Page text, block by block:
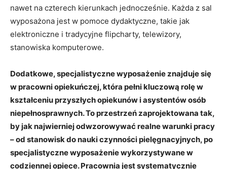
nawet na czterech kierunkach jednocześnie. Każda z sal
wyposażona jest w pomoce dydaktyczne, takie jak
elektroniczne i tradycyjne flipcharty, telewizory,
stanowiska komputerowe.
Dodatkowe, specjalistyczne wyposażenie znajduje się
w pracowni opiekuńczej, która pełni kluczową rolę w
kształceniu przyszłych opiekunów i asystentów osób
niepełnosprawnych. To przestrzeń zaprojektowana tak,
by jak najwierniej odwzorowywać realne warunki pracy
– od stanowisk do nauki czynności pielęgnacyjnych, po
specjalistyczne wyposażenie wykorzystywane w
codziennej opiece. Pracownia jest systematycznie